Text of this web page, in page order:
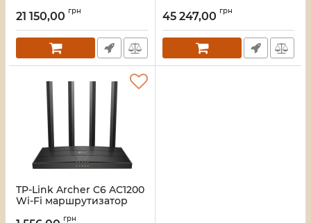
21 150,00 грн
Артикул:16_105830
45 247,00 грн
TP-Link Archer C6 AC1200
Wi-Fi маршрутизатор
грн